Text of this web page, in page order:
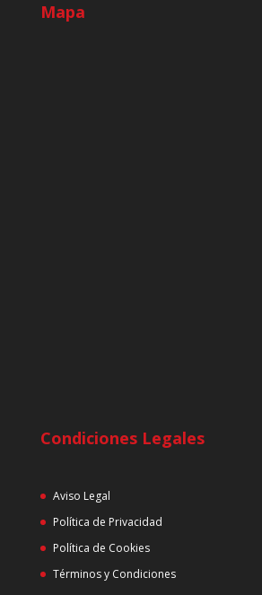
Mapa
Condiciones Legales
Aviso Legal
Política de Privacidad
Política de Cookies
Términos y Condiciones